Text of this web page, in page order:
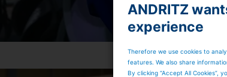
ANDRITZ
experience
Therefore we use cookies to
features. We also share
By clicking “Accept All Cookies”,